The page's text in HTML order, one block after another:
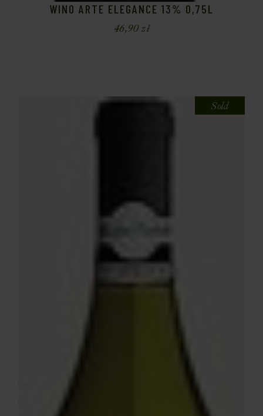
WINO ARTE ELEGANCE 13% 0,75L
46,90zł
Sold